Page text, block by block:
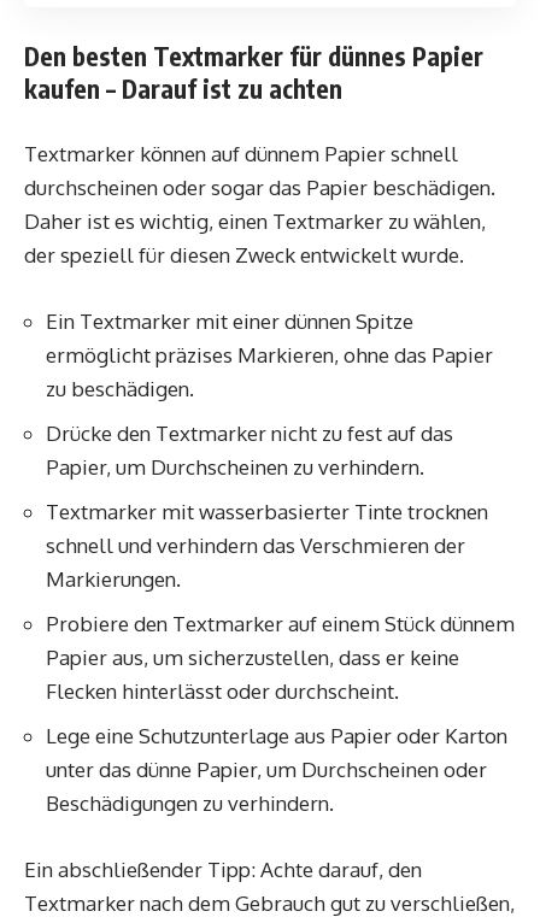
Den besten Textmarker für dünnes Papier
kaufen – Darauf ist zu achten
Textmarker können auf dünnem Papier schnell
durchscheinen oder sogar das Papier beschädigen.
Daher ist es wichtig, einen Textmarker zu wählen,
der speziell für diesen Zweck entwickelt wurde.
Ein Textmarker mit einer dünnen Spitze
ermöglicht präzises Markieren, ohne das Papier
zu beschädigen.
Drücke den Textmarker nicht zu fest auf das
Papier, um Durchscheinen zu verhindern.
Textmarker mit wasserbasierter Tinte trocknen
schnell und verhindern das Verschmieren der
Markierungen.
Probiere den Textmarker auf einem Stück dünnem
Papier aus, um sicherzustellen, dass er keine
Flecken hinterlässt oder durchscheint.
Lege eine Schutzunterlage aus Papier oder Karton
unter das dünne Papier, um Durchscheinen oder
Beschädigungen zu verhindern.
Ein abschließender Tipp: Achte darauf, den
Textmarker nach dem Gebrauch gut zu verschließen,